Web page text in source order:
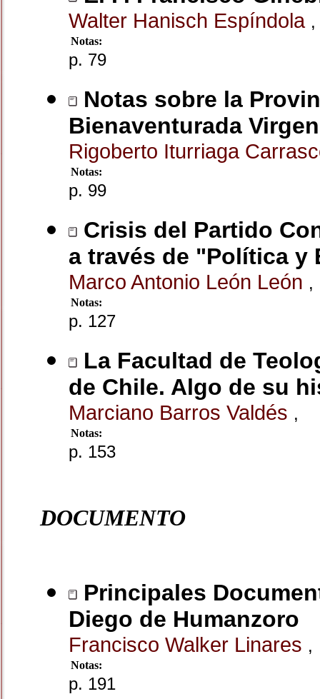
Walter Hanisch Espíndola ,
Notas:
p. 79
Notas sobre la
Bienaventurada
Rigoberto Iturriaga
Notas:
p. 99
Crisis del Partido
a través de "Política y
Marco Antonio León León ,
Notas:
p. 127
La Facultad de
de Chile. Algo de su
Marciano Barros Valdés ,
Notas:
p. 153
DOCUMENTO
Principales
Diego de Humanzoro
Francisco Walker Linares ,
Notas:
p. 191